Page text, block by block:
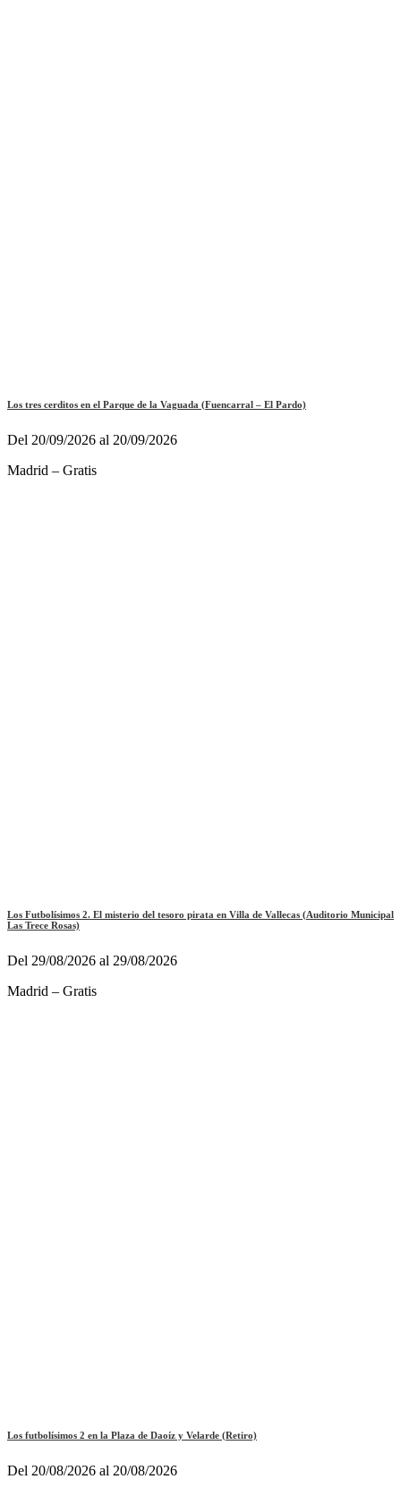
Los tres cerditos en el Parque de la Vaguada (Fuencarral – El Pardo)
Del 20/09/2026 al 20/09/2026
Madrid – Gratis
Los Futbolísimos 2. El misterio del tesoro pirata en Villa de Vallecas (Auditorio Municipal
Las Trece Rosas)
Del 29/08/2026 al 29/08/2026
Madrid – Gratis
Los futbolísimos 2 en la Plaza de Daoíz y Velarde (Retiro)
Del 20/08/2026 al 20/08/2026